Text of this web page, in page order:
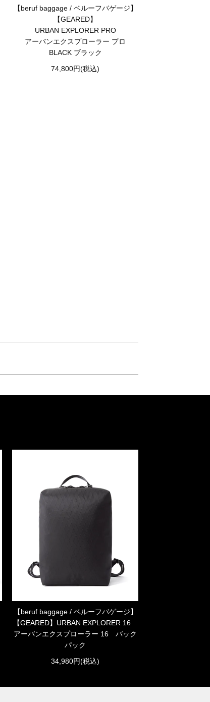
【beruf baggage / ベルーフバゲージ】
【GEARED】
URBAN EXPLORER PRO
アーバンエクスプローラー プロ
BLACK ブラック
74,800円(税込)
【beruf baggage / ベルーフバゲージ】
【GEARED】URBAN EXPLORER 16
アーバンエクスプローラー 16 バック
パック
34,980円(税込)